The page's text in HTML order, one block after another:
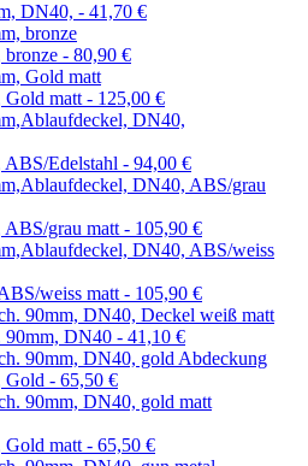
DN40, - 41,70 €
bronze - 80,90 €
Gold matt - 125,00 €
ABS/Edelstahl - 94,00 €
ABS/grau matt - 105,90 €
weiss matt - 105,90 €
90mm, DN40 - 41,10 €
Gold - 65,50 €
Gold matt - 65,50 €